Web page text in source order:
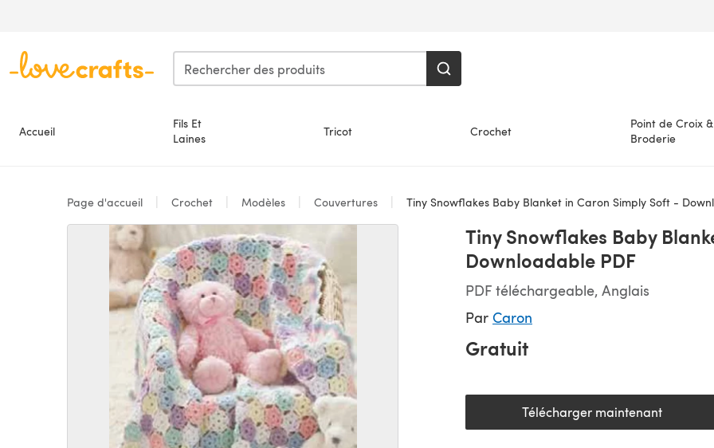
Accueil
Fils Et
Laines
Tricot Crochet
Point de Croix &
Broderie
Page d'accueil Crochet Modèles Couvertures Tiny Snowflakes Baby Blanket in Caron Simply Soft -
Tiny Snowflakes Baby
Downloadable PDF
PDF téléchargeable, Anglais
Par Caron
Gratuit
Télécharger maintenant
(s'ouvre dans un